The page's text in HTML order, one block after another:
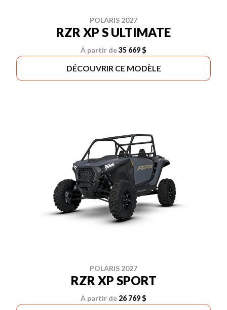
POLARIS 2027
RZR XP S ULTIMATE
À partir de35 669 $
DÉCOUVRIR CE MODÈLE
POLARIS 2027
RZR XP SPORT
À partir de 26 769 $